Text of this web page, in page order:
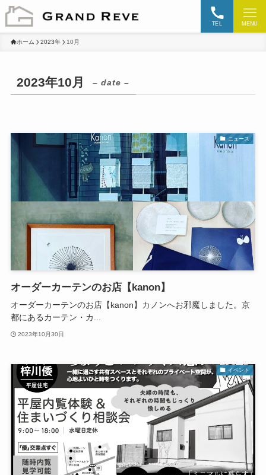
TEL MENU
ホーム 2023年 10月
2023年10月 – date –
ニュース
オーダーカーテンのお店【kanon】
オーダーカーテンのお店【kanon】カノンへお邪魔しました。京
都にあるカーテン・カ...
2023年10月30日
イベント